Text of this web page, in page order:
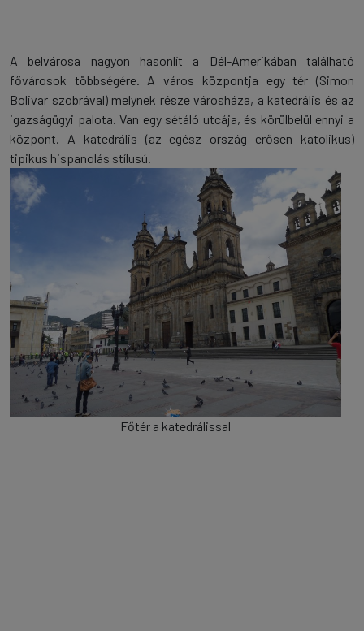
A belvárosa nagyon hasonlít a Dél-Amerikában található
fővárosok többségére. A város központja egy tér (Simon
Bolivar szobrával) melynek része városháza, a katedrális és az
igazságügyi palota. Van egy sétáló utcája, és körülbelül ennyi a
központ. A katedrális (az egész ország erősen katolikus)
tipikus hispanolás stílusú.
Főtér a katedrálissal